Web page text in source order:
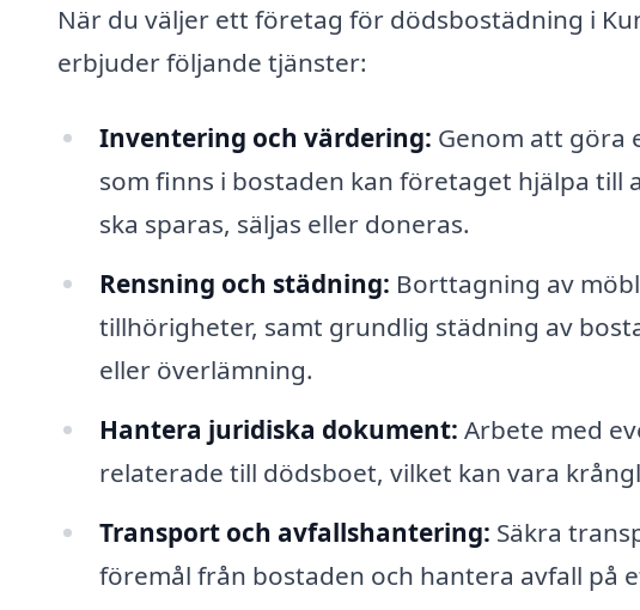
När du väljer ett företag för dödsbostädning i
erbjuder följande tjänster:
Inventering och värdering: Genom att göra
som finns i bostaden kan företaget hjälpa till
ska sparas, säljas eller doneras.
Rensning och städning: Borttagning av
tillhörigheter, samt grundlig städning av
eller överlämning.
Hantera juridiska dokument: Arbete med
relaterade till dödsboet, vilket kan vara
Transport och avfallshantering: Säkra
föremål från bostaden och hantera avfall på